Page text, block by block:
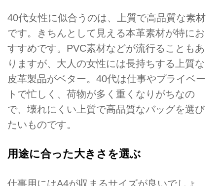
40代女性に似合うのは、上質で高品質な素材
です。きちんとして見える本革素材が特にお
すすめです。PVC素材などが流行ることもあ
りますが、大人の女性には長持ちする上質な
皮革製品がベター。40代は仕事やプライベー
トで忙しく、荷物が多く重くなりがちなの
で、壊れにくい上質で高品質なバッグを選び
たいものです。
用途に合った大きさを選ぶ
仕事用にはA4が収まるサイズが良いでしょ